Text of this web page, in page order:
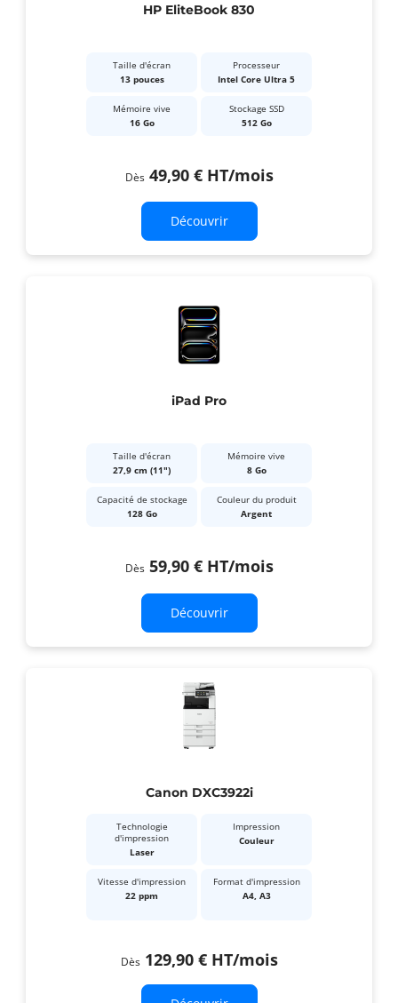
HP EliteBook 830
Taille d'écran
13 pouces
Processeur
Intel Core Ultra 5
Mémoire vive
16 Go
Stockage SSD
512 Go
Dès 49,90 € HT/mois
Découvrir
iPad Pro
Taille d'écran
27,9 cm (11")
Mémoire vive
8 Go
Capacité de stockage
128 Go
Couleur du produit
Argent
Dès 59,90 € HT/mois
Découvrir
Canon DXC3922i
Technologie
d'impression
Laser
Impression
Couleur
Vitesse d'impression
22 ppm
Format d'impression
A4, A3
Dès 129,90 € HT/mois